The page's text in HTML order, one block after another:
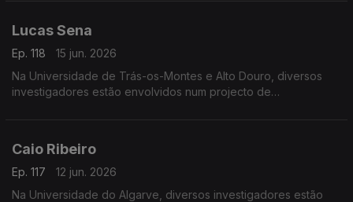
Lucas Sena
Ep. 118
15 jun. 2026
Na Universidade de Trás-os-Montes e Alto Douro, diversos
investigadores estão envolvidos num projecto de
Caio Ribeiro
Ep. 117
12 jun. 2026
Na Universidade do Algarve, diversos investigadores estão